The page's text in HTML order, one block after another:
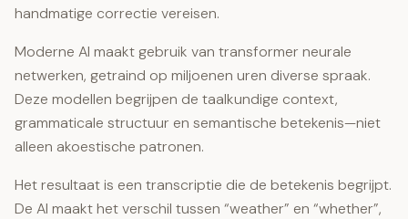
handmatige correctie vereisen.
Moderne AI maakt gebruik van transformer neurale
netwerken, getraind op miljoenen uren diverse spraak.
Deze modellen begrijpen de taalkundige context,
grammaticale structuur en semantische betekenis—niet
alleen akoestische patronen.
Het resultaat is een transcriptie die de betekenis begrijpt.
De AI maakt het verschil tussen “weather” en “whether”,